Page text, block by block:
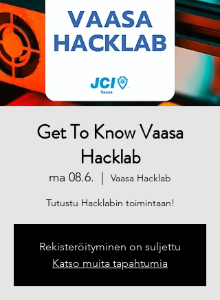
Get To Know Vaasa
Hacklab
ma 08.6.
Vaasa Hacklab
Tutustu Hacklabin toimintaan!
Rekisteröityminen on suljettu
Katso muita tapahtumia